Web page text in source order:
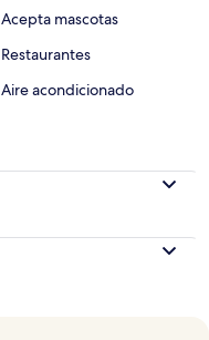
Acepta mascotas
Restaurantes
Aire acondicionado